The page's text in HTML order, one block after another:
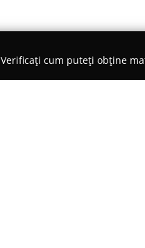
Verificați cum puteți obține